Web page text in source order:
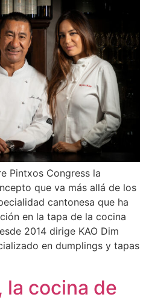
Pintxos Congress la
que va más allá de los
cantonesa que ha
en la tapa de la cocina
2014 dirige KAO Dim
en dumplings y tapas
la cocina de